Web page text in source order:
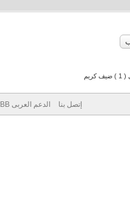
إتصل بنا الدعم العربى MyBB